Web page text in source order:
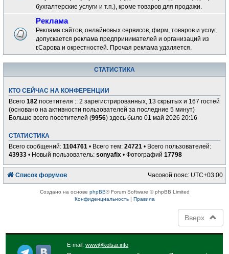
бухгалтерские услуги и т.п.), кроме товаров для продажи.
Реклама
Реклама сайтов, онлайновых сервисов, фирм, товаров и услуг,
допускается реклама предпринимателей и организаций из
г.Сарова и окрестностей. Прочая реклама удаляется.
СТАТИСТИКА
КТО СЕЙЧАС НА КОНФЕРЕНЦИИ
Всего182 посетителя :: 2 зарегистрированных, 13 скрытых и 167 гостей
(основано на активности пользователей за последние 5 минут)
Больше всего посетителей (9956) здесь было 01 май 2026 20:16
СТАТИСТИКА
Всего сообщений:1104761 • Всего тем:24721 • Всего пользователей:
43933 • Новый пользователь:sonyafix • Фотографий17798
Список форумов Часовой пояс: UTC+03:00
Создано на основе phpBB® Forum Software © phpBB Limited
Конфиденциальность| Правила
Вверх
E-mail:www@kolsar.info